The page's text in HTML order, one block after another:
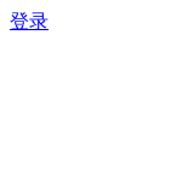
登录